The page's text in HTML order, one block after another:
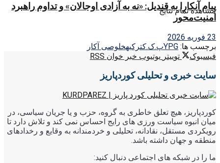
مشاهده تمام نتایج
پیام آنکارا به قندیل: «نه به آزادی اوجالان» و تداوم راهبرد
امنیت‌محور
23 فوریه 2026
برچسب ها: YPGپ.ک.کترکیهخلوصی آکار
فیسبوک
توییتر یوتیوب خبر خوان RSS
سایت خبری و تحلیلی کوردپاریز
کوردپاریز، هیچ تعلق خاطری به گروه، حزب و یا جریان سیاسی، در
میان انبوه سیاست ورزی های رایج احساس نمی کند و تلاش دارد تا
رویکردی مستقل، نقادانه، تحلیلی و خردمندانه به وقایع و رخدادهای
منطقه و جهان داشته باشد.
ما را در شبکه های اجتماعی دنبال کنید: